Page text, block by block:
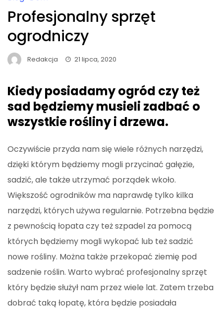
Profesjonalny sprzęt
ogrodniczy
Redakcja 21 lipca, 2020
Kiedy posiadamy ogród czy też
sad będziemy musieli zadbać o
wszystkie rośliny i drzewa.
Oczywiście przyda nam się wiele różnych narzędzi,
dzięki którym będziemy mogli przycinać gałęzie,
sadzić, ale także utrzymać porządek wkoło.
Większość ogrodników ma naprawdę tylko kilka
narzędzi, których używa regularnie. Potrzebna będzie
z pewnością łopata czy też szpadel za pomocą
których będziemy mogli wykopać lub też sadzić
nowe rośliny. Można także przekopać ziemię pod
sadzenie roślin. Warto wybrać profesjonalny sprzęt
który będzie służył nam przez wiele lat. Zatem trzeba
dobrać taką łopatę, która będzie posiadała